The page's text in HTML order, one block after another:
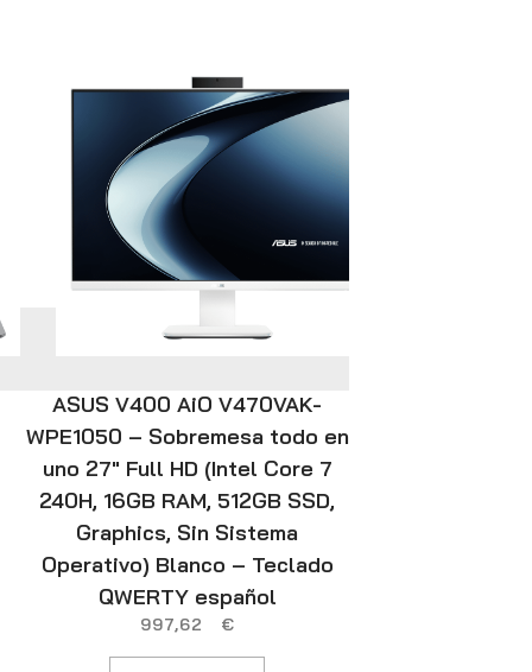
ASUS V400 AiO V470VAK-
WPE1050 – Sobremesa todo en
uno 27″ Full HD (Intel Core 7
240H, 16GB RAM, 512GB SSD,
Graphics, Sin Sistema
Operativo) Blanco – Teclado
QWERTY español
997,62 €